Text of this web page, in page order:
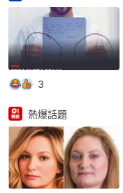
3
熱爆話題